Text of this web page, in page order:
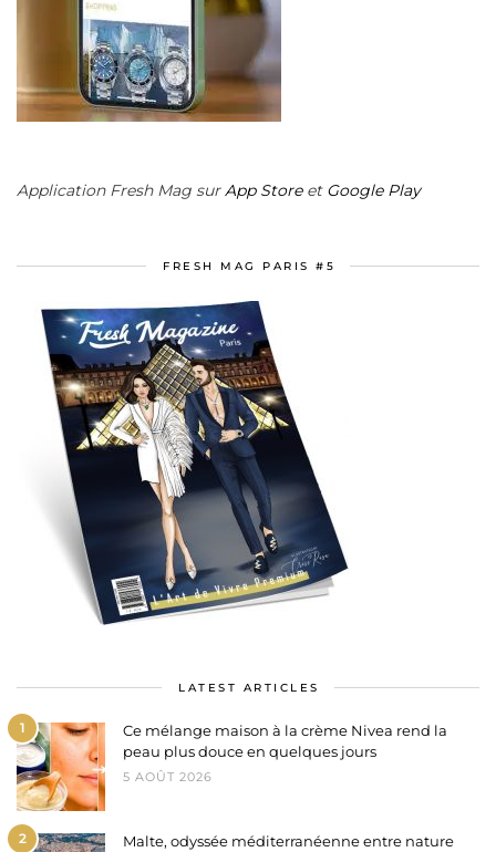
Application Fresh Mag surApp Storeet Google Play
FRESH MAG PARIS #5
LATEST ARTICLES
1
Ce mélange maison à la crème Nivea rend la
peau plus douce en quelques jours
5 AOÛT 2026
2
Malte, odyssée méditerranéenne entre nature